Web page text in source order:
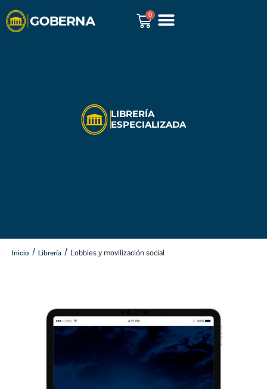
0
LIBRERÍA
ESPECIALIZADA
Inicio / Librería / Lobbies y movilización social